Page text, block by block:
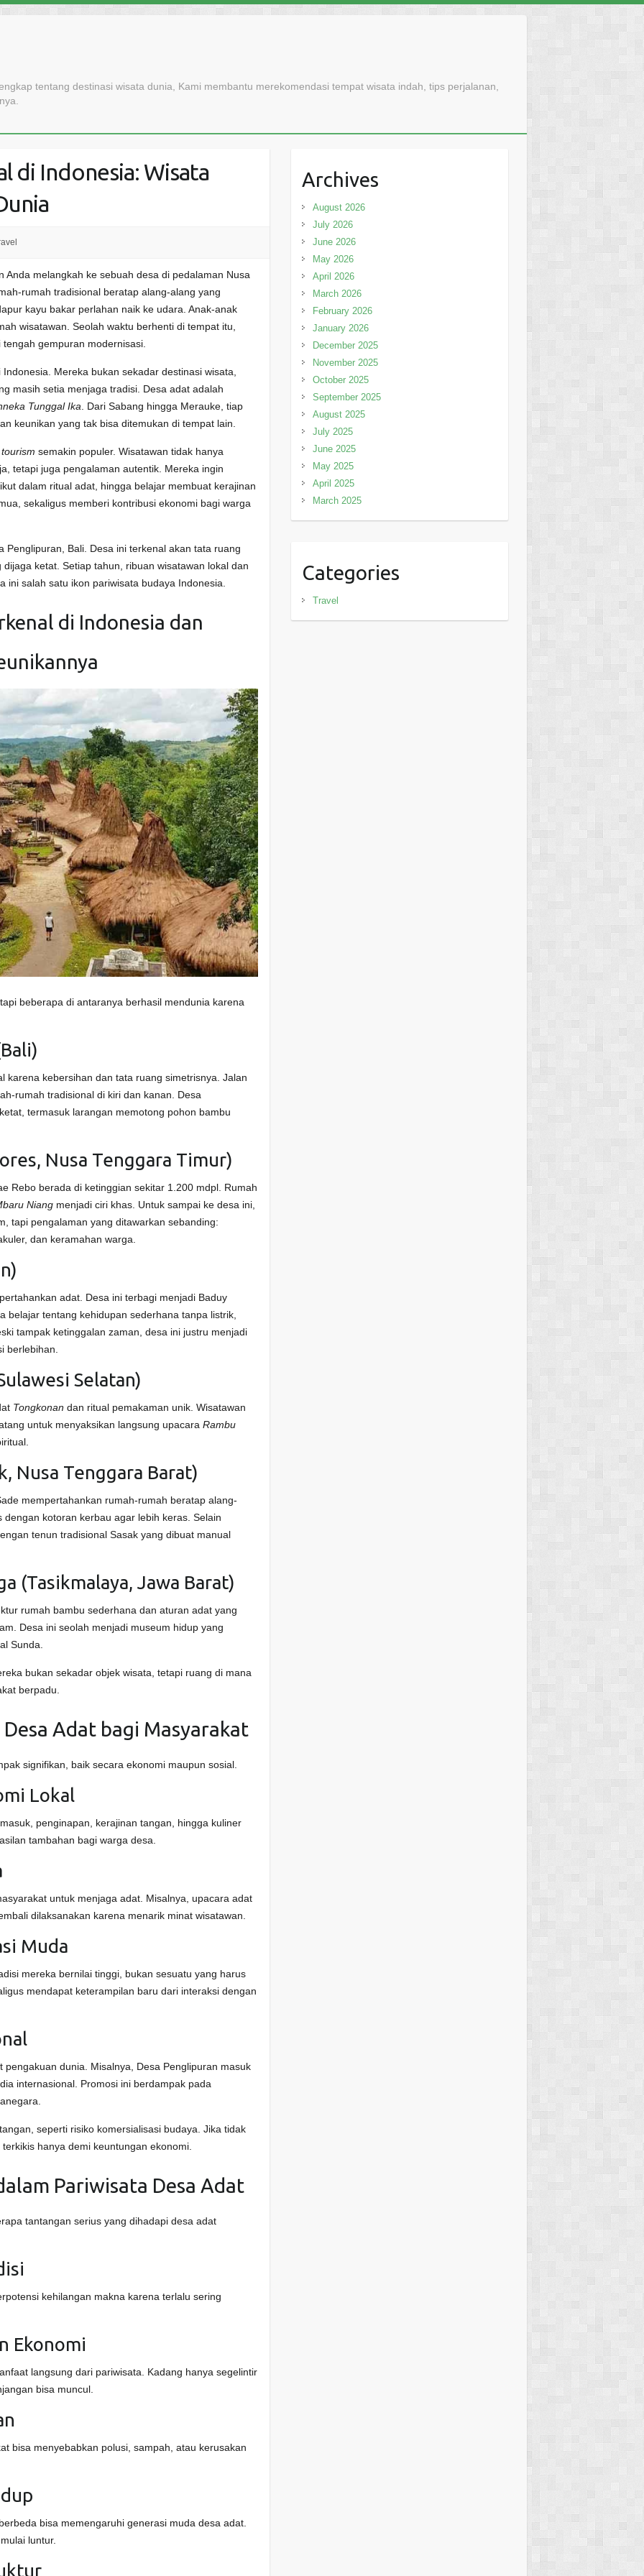
tentang destinasi wisata dunia, Kami membantu merekomendasi tempat wisata indah, tips perjalanan,
di Indonesia: Wisata
Anda melangkah ke sebuah desa di pedalaman Nusa
rumah tradisional beratap alang-alang yang
kayu bakar perlahan naik ke udara. Anak-anak
wisatawan. Seolah waktu berhenti di tempat itu,
gempuran modernisasi.
Mereka bukan sekadar destinasi wisata,
masih setia menjaga tradisi. Desa adat adalah
Tunggal Ika . Dari Sabang hingga Merauke, tiap
keunikan yang tak bisa ditemukan di tempat lain.
semakin populer. Wisatawan tidak hanya
tetapi juga pengalaman autentik. Mereka ingin
dalam ritual adat, hingga belajar membuat kerajinan
sekaligus memberi kontribusi ekonomi bagi warga
Penglipuran, Bali. Desa ini terkenal akan tata ruang
ketat. Setiap tahun, ribuan wisatawan lokal dan
ini salah satu ikon pariwisata budaya Indonesia.
di Indonesia dan
beberapa di antaranya berhasil mendunia karena
karena kebersihan dan tata ruang simetrisnya. Jalan
rumah tradisional di kiri dan kanan. Desa
termasuk larangan memotong pohon bambu
Nusa Tenggara Timur)
Rebo berada di ketinggian sekitar 1.200 mdpl. Rumah
Niang menjadi ciri khas. Untuk sampai ke desa ini,
tapi pengalaman yang ditawarkan sebanding:
dan keramahan warga.
adat. Desa ini terbagi menjadi Baduy
belajar tentang kehidupan sederhana tanpa listrik,
tampak ketinggalan zaman, desa ini justru menjadi
berlebihan.
Selatan)
Tongkonan dan ritual pemakaman unik. Wisatawan
untuk menyaksikan langsung upacaraRambu
Nusa Tenggara Barat)
mempertahankan rumah-rumah beratap alang-
kotoran kerbau agar lebih keras. Selain
tenun tradisional Sasak yang dibuat manual
(Tasikmalaya, Jawa Barat)
rumah bambu sederhana dan aturan adat yang
Desa ini seolah menjadi museum hidup yang
Sunda.
bukan sekadar objek wisata, tetapi ruang di mana
berpadu.
Adat bagi Masyarakat
signifikan, baik secara ekonomi maupun sosial.
Lokal
penginapan, kerajinan tangan, hingga kuliner
tambahan bagi warga desa.
untuk menjaga adat. Misalnya, upacara adat
dilaksanakan karena menarik minat wisatawan.
Muda
mereka bernilai tinggi, bukan sesuatu yang harus
mendapat keterampilan baru dari interaksi dengan
dunia. Misalnya, Desa Penglipuran masuk
internasional. Promosi ini berdampak pada
seperti risiko komersialisasi budaya. Jika tidak
hanya demi keuntungan ekonomi.
Pariwisata Desa Adat
tantangan serius yang dihadapi desa adat
kehilangan makna karena terlalu sering
Ekonomi
langsung dari pariwisata. Kadang hanya segelintir
bisa muncul.
bisa menyebabkan polusi, sampah, atau kerusakan
bisa memengaruhi generasi muda desa adat.
luntur.
Archives
August 2026
July 2026
June 2026
May 2026
April 2026
March 2026
February 2026
January 2026
December 2025
November 2025
October 2025
September 2025
August 2025
July 2025
June 2025
May 2025
April 2025
March 2025
Categories
Travel